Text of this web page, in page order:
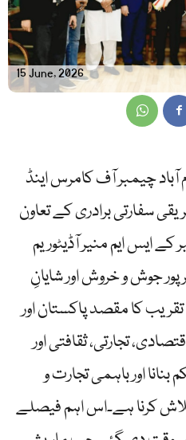
15 June, 2026
آباد چیمبر آف کامرس اینڈ
سفارتی برادری کے تعاون
کو چیمبر کے ایس ایم منیر آڈیٹوریم
ڈے 2026” بھرپور جوش و خروش اور شایانِ
کا مقصد پاکستان اور
تجارتی، ثقافتی اور
اور باہمی تجارت و
کرنا ہے۔اس اہم فیصلے